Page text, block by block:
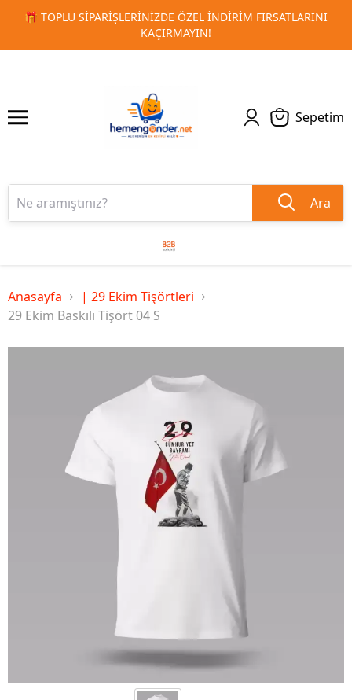
🚀 KURUMSAL PROMOSYON VE MATBAA
TESLIMAT!
1 2
Sepetim
Ara
Anasayfa
| 29 Ekim Tişörtleri
29 Ekim Baskılı Tişört 04 S